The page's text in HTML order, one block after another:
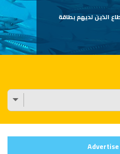
الذين لديهم بطاقة